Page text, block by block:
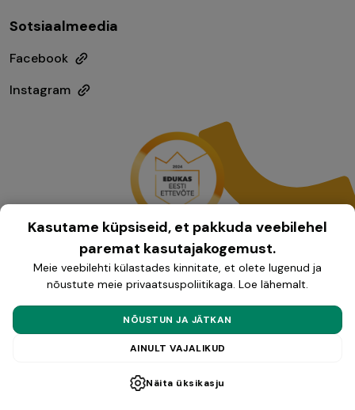
Sotsiaalmeedia
Facebook
Instagram
Müügitingimused
Privaatsuspoliitika
Copyright © 2025 Handymaster OÜ
Kasutame küpsiseid, et pakkuda veebilehel
paremat kasutajakogemust.
Meie veebilehti külastades kinnitate, et olete lugenud ja
nõustute meie privaatsuspoliitikaga. Loe lähemalt.
NÕUSTUN JA JÄTKAN
AINULT VAJALIKUD
Näita üksikasju